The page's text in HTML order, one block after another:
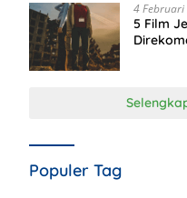
4
5 Film
Populer Tag